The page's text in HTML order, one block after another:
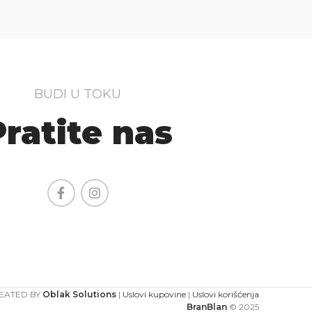
BUDI U TOKU
nas
BY Oblak Solutions | Uslovi kupovine | Uslovi korišćenja
BranBlan © 2025